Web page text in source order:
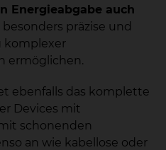
Energieabgabe auch
besonders präzise und
komplexer
ermöglichen.
ebenfalls das komplette
Devices mit
schonenden
an wie kabellose oder